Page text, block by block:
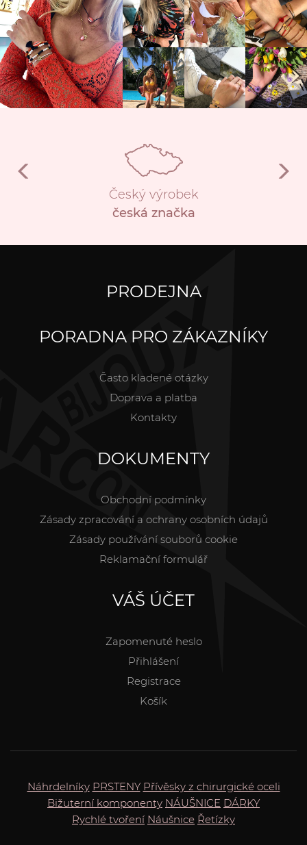
Český výrobek
česká značka
PRODEJNA
PORADNA PRO ZÁKAZNÍKY
Často kladené otázky
Doprava a platba
Kontakty
DOKUMENTY
Obchodní podmínky
Zásady zpracování a ochrany osobních údajů
Zásady používání souborů cookie
Reklamační formulář
VÁŠ ÚČET
Zapomenuté heslo
Přihlášení
Registrace
Košík
Náhrdelníky PRSTENY Přívěsky z chirurgické oceli
Bižuterní komponenty NÁUŠNICE DÁRKY
Rychlé tvoření Náušnice Řetízky